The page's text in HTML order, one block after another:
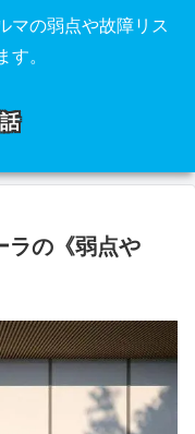
マの弱点や故障リス
す。
ラの《弱点や